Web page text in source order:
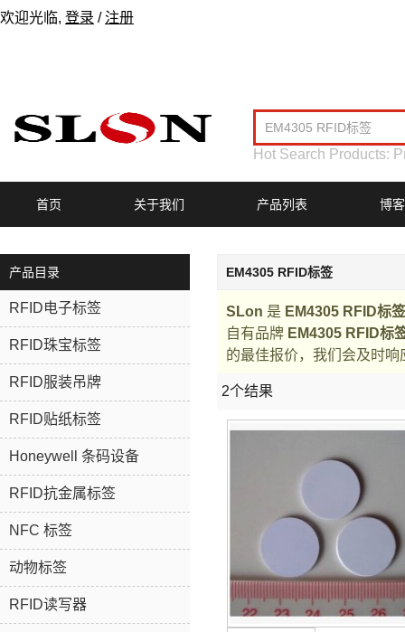
欢迎光临, 登录 / 注册
Hot Search Products:
首页 关于我们 产品列表 博客
产品目录
RFID电子标签
RFID珠宝标签
RFID服装吊牌
RFID贴纸标签
Honeywell 条码设备
RFID抗金属标签
NFC 标签
动物标签
RFID读写器
EM4305 RFID标签
SLon 是 EM4305 RFID标签
自有品牌 EM4305 RFID标
的最佳报价，我们会及时
2个结果